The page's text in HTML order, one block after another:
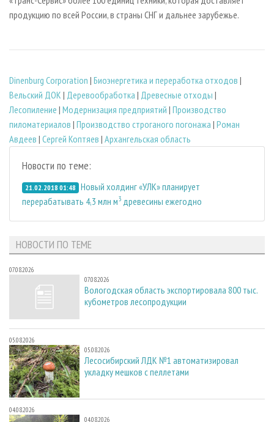
продукцию по всей России, в страны СНГ и дальнее зарубежье.
Dinenburg Corporation | Биoэнергетика и переработка отходов |
Вельский ДОК | Деревообработка | Древесные отходы |
Лесопиление | Модернизация предприятий | Производство
пиломатериалов | Производство строганого погонажа | Роман
Авдеев | Сергей Коптяев | Архангельская область
Новости по теме:
21.02.2018 01:48 Новый холдинг «УЛК» планирует
перерабатывать 4,3 млн м3 древесины ежегодно
НОВОСТИ ПО ТЕМЕ
07.08.2026
07.08.2026
Вологодская область экспортировала 800 тыс.
кубометров лесопродукции
05.08.2026
05.08.2026
Лесосибирский ЛДК №1 автоматизировал
укладку мешков с пеллетами
04.08.2026
04.08.2026